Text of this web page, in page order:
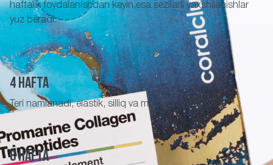
haftalik foydalanishdan keyin esa sezilarli yaxshilanishlar
yuz beradi.
4 hafta
Teri namlanadi, elastik, silliq va mustahkam bo'ladi
8 hafta